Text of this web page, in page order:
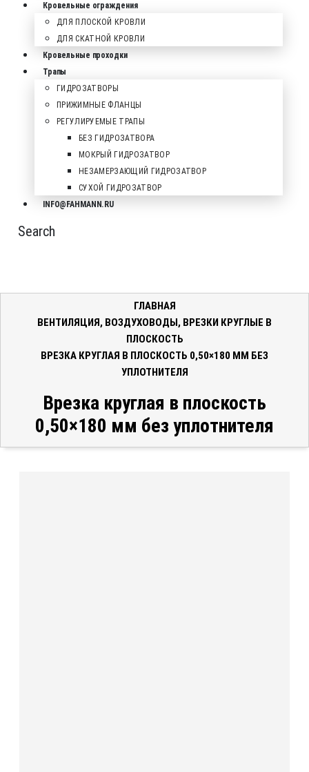
Кровельные ограждения
ДЛЯ ПЛОСКОЙ КРОВЛИ
ДЛЯ СКАТНОЙ КРОВЛИ
Кровельные проходки
Трапы
ГИДРОЗАТВОРЫ
ПРИЖИМНЫЕ ФЛАНЦЫ
РЕГУЛИРУЕМЫЕ ТРАПЫ
БЕЗ ГИДРОЗАТВОРА
МОКРЫЙ ГИДРОЗАТВОР
НЕЗАМЕРЗАЮЩИЙ ГИДРОЗАТВОР
СУХОЙ ГИДРОЗАТВОР
INFO@FAHMANN.RU
Search
ГЛАВНАЯ
ВЕНТИЛЯЦИЯ, ВОЗДУХОВОДЫ, ВРЕЗКИ КРУГЛЫЕ В
ПЛОСКОСТЬ
ВРЕЗКА КРУГЛАЯ В ПЛОСКОСТЬ 0,50×180 ММ БЕЗ
УПЛОТНИТЕЛЯ
Врезка круглая в плоскость
0,50×180 мм без уплотнителя